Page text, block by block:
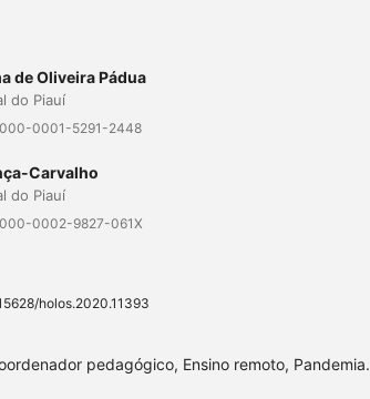
de Oliveira Pádua
do Piauí
0001-5291-2448
Carvalho
do Piauí
0002-9827-061X
holos.2020.11393
pedagógico, Ensino remoto, Pandemia.